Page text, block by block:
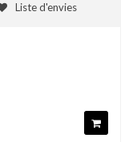
Liste d'envies